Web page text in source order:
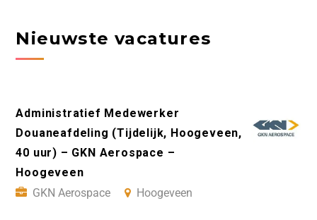
Nieuwste vacatures
Administratief Medewerker
Douaneafdeling (Tijdelijk, Hoogeveen,
40 uur) – GKN Aerospace –
Hoogeveen
GKN Aerospace
Hoogeveen